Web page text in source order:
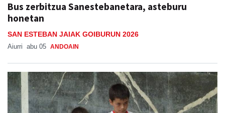
Bus zerbitzua Sanestebanetara, asteburu
honetan
SAN ESTEBAN JAIAK GOIBURUN 2026
Aiurri abu 05 ANDOAIN